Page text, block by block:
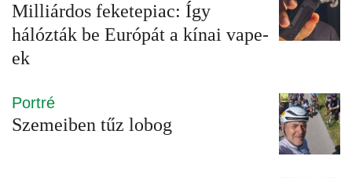
Milliárdos feketepiac: Így
hálózták be Európát a kínai vape-
ek
Portré
Szemeiben tűz lobog